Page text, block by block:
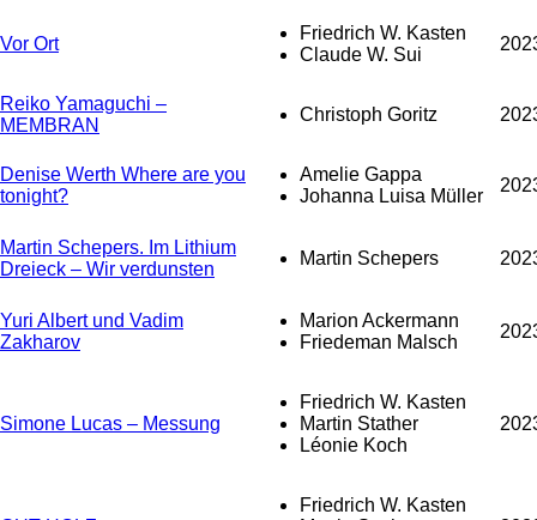
Vor Ort
Friedrich W. Kasten
Claude W. Sui
Reiko Yamaguchi –
MEMBRAN
Christoph Goritz
Denise Werth Where are you
tonight?
Amelie Gappa
Johanna Luisa Müller
Martin Schepers. Im Lithium
Dreieck – Wir verdunsten
Martin Schepers
Yuri Albert und Vadim
Zakharov
Marion Ackermann
Friedeman Malsch
Simone Lucas – Messung
Friedrich W. Kasten
Martin Stather
Léonie Koch
Friedrich W. Kasten